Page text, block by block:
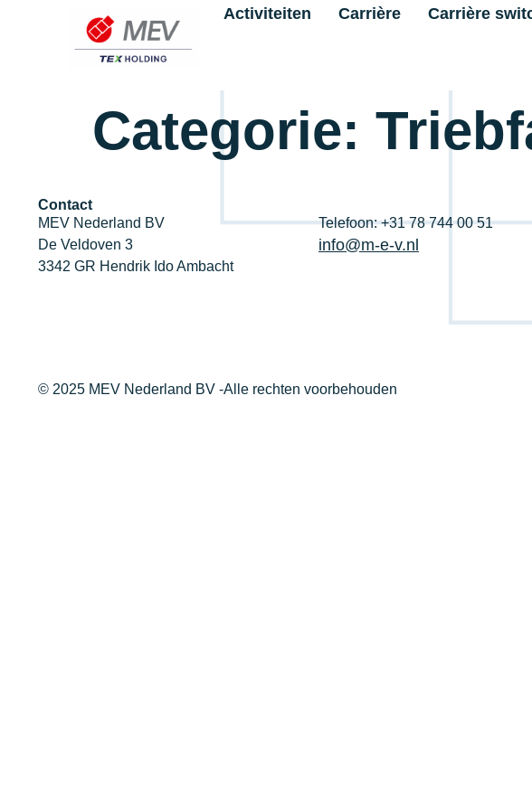
Activiteiten Carrière Carrière
Categorie:
Contact
MEV Nederland BV
De Veldoven 3
3342 GR Hendrik Ido Ambacht
Telefoon: +31 78 744 00 51
info@m-e-v.nl
© 2025 MEV Nederland BV -Alle rechten voorbehouden